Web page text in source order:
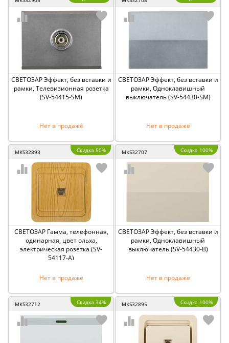
СВЕТОЗАР Эффект, без вставки и
рамки, Телевизионная розетка
(SV-54415-SM)
Нет в продаже
СВЕТОЗАР Эффект, без вставки и
рамки, Одноклавишный
выключатель (SV-54430-SM)
Нет в продаже
MKS32893 Скидка 50%
СВЕТОЗАР Гамма, телефонная,
одинарная, цвет ольха,
электрическая розетка (SV-
54117-A)
Нет в продаже
MKS32707 Скидка 100%
СВЕТОЗАР Эффект, без вставки и
рамки, Одноклавишный
выключатель (SV-54430-B)
Нет в продаже
MKS32712 Скидка 34% MKS32895 Скидка 100%